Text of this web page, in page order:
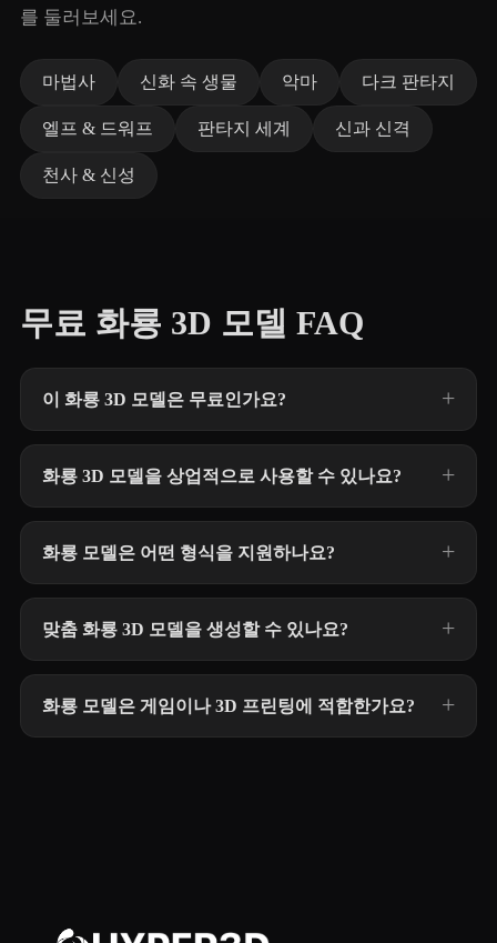
를 둘러보세요.
마법사 신화 속 생물 악마 다크 판타지
엘프 & 드워프 판타지 세계 신과 신격
천사 & 신성
무료 화룡 3D 모델 FAQ
이 화룡 3D 모델은 무료인가요?
화룡 3D 모델을 상업적으로 사용할 수 있나요?
화룡 모델은 어떤 형식을 지원하나요?
맞춤 화룡 3D 모델을 생성할 수 있나요?
화룡 모델은 게임이나 3D 프린팅에 적합한가요?